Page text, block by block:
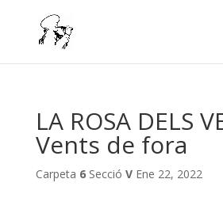
LA ROSA DELS
Vents de fora
Carpeta 6Secció V Ene 22, 2022